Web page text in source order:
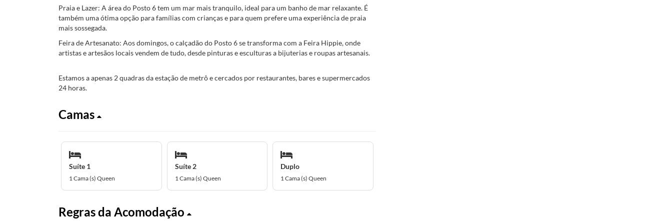
Praia e Lazer: A área do Posto 6 tem um mar mais tranquilo, ideal para um banho de mar relaxante. É
também uma ótima opção para famílias com crianças e para quem prefere uma experiência de praia
mais sossegada.
Feira de Artesanato: Aos domingos, o calçadão do Posto 6 se transforma com a Feira Hippie, onde
artistas e artesãos locais vendem de tudo, desde pinturas e esculturas a bijuterias e roupas artesanais.
Estamos a apenas 2 quadras da estação de metrô e cercados por restaurantes, bares e supermercados
24 horas.
Camas
Suíte 1
1 Cama (s) Queen
Suíte 2
1 Cama (s) Queen
Duplo
1 Cama (s) Queen
Regras da Acomodação